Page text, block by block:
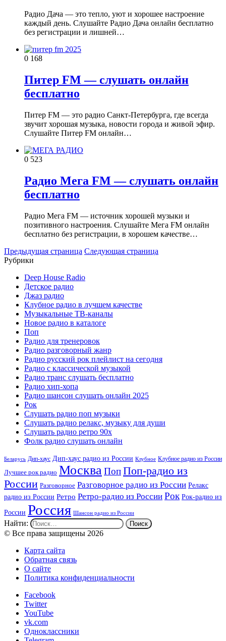
Радио Дача — это тепло, уют и хорошее настроение
каждый день. Слушайте Радио Дача онлайн бесплатно
без регистрации и лишней…
0 168
Питер FM — слушать онлайн
бесплатно
Питер FM — это радио Санкт-Петербурга, где всегда
звучит хорошая музыка, новости города и живой эфир.
Слушайте Питер FM онлайн…
0 523
Радио Мега FM — слушать онлайн
бесплатно
Радио Мега FM — источник хорошей музыки и
позитивного настроения. Слушайте Мега FM онлайн
бесплатно без регистрации, в хорошем качестве…
Предыдущая страница Следующая страница
Рубрики
Deep House Radio
Детское радио
Джаз радио
Клубное радио в лучшем качестве
Музыкальные ТВ-каналы
Новое радио в каталоге
Поп
Радио для тренеровок
Радио разговорный жанр
Радио русский рок плейлист на сегодня
Радио с классической музыкой
Радио транс слушать бесплатно
Радио хип-хопа
Радио шансон слушать онлайн 2025
Рок
Слушать радио поп музыки
Слушать радио релакс, музыку для души
Слушать радио ретро 90х
Фолк радио слушать онлайн
Беларусь Дип-хаус Дип-хаус радио из России Клубное Клубное радио из России
Лучшее рок радио МоскваПопПоп-радио из
России Разговорное Разговорное радио из России Релакс
радио из России Ретро Ретро-радио из России Рок Рок-радио из
России Россия Шансон радио из России
Найти:
© Все права защищены 2026
Карта сайта
Обратная связь
О сайте
Политика конфиденциальности
Facebook
Twitter
YouTube
vk.com
Одноклассники